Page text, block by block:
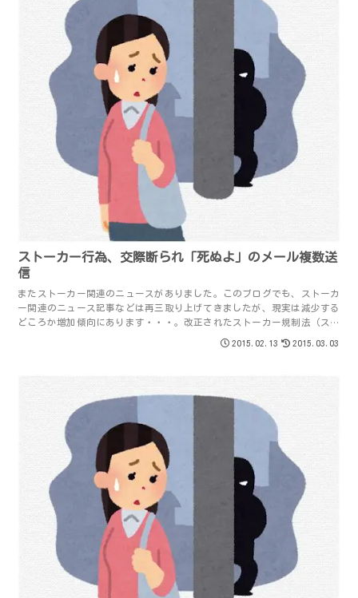
ストーカー行為、交際断られ「死ぬよ」のメール複数送
信
またストーカー関連のニュースがありました。このブログでも、ストーカ
ー関連のニュース記事などは再三取り上げてきましたが、現実は減少する
どころか増加傾向にあります・・・。改正されたストーカー規制法（スト
2015.02.13 2015.03.03